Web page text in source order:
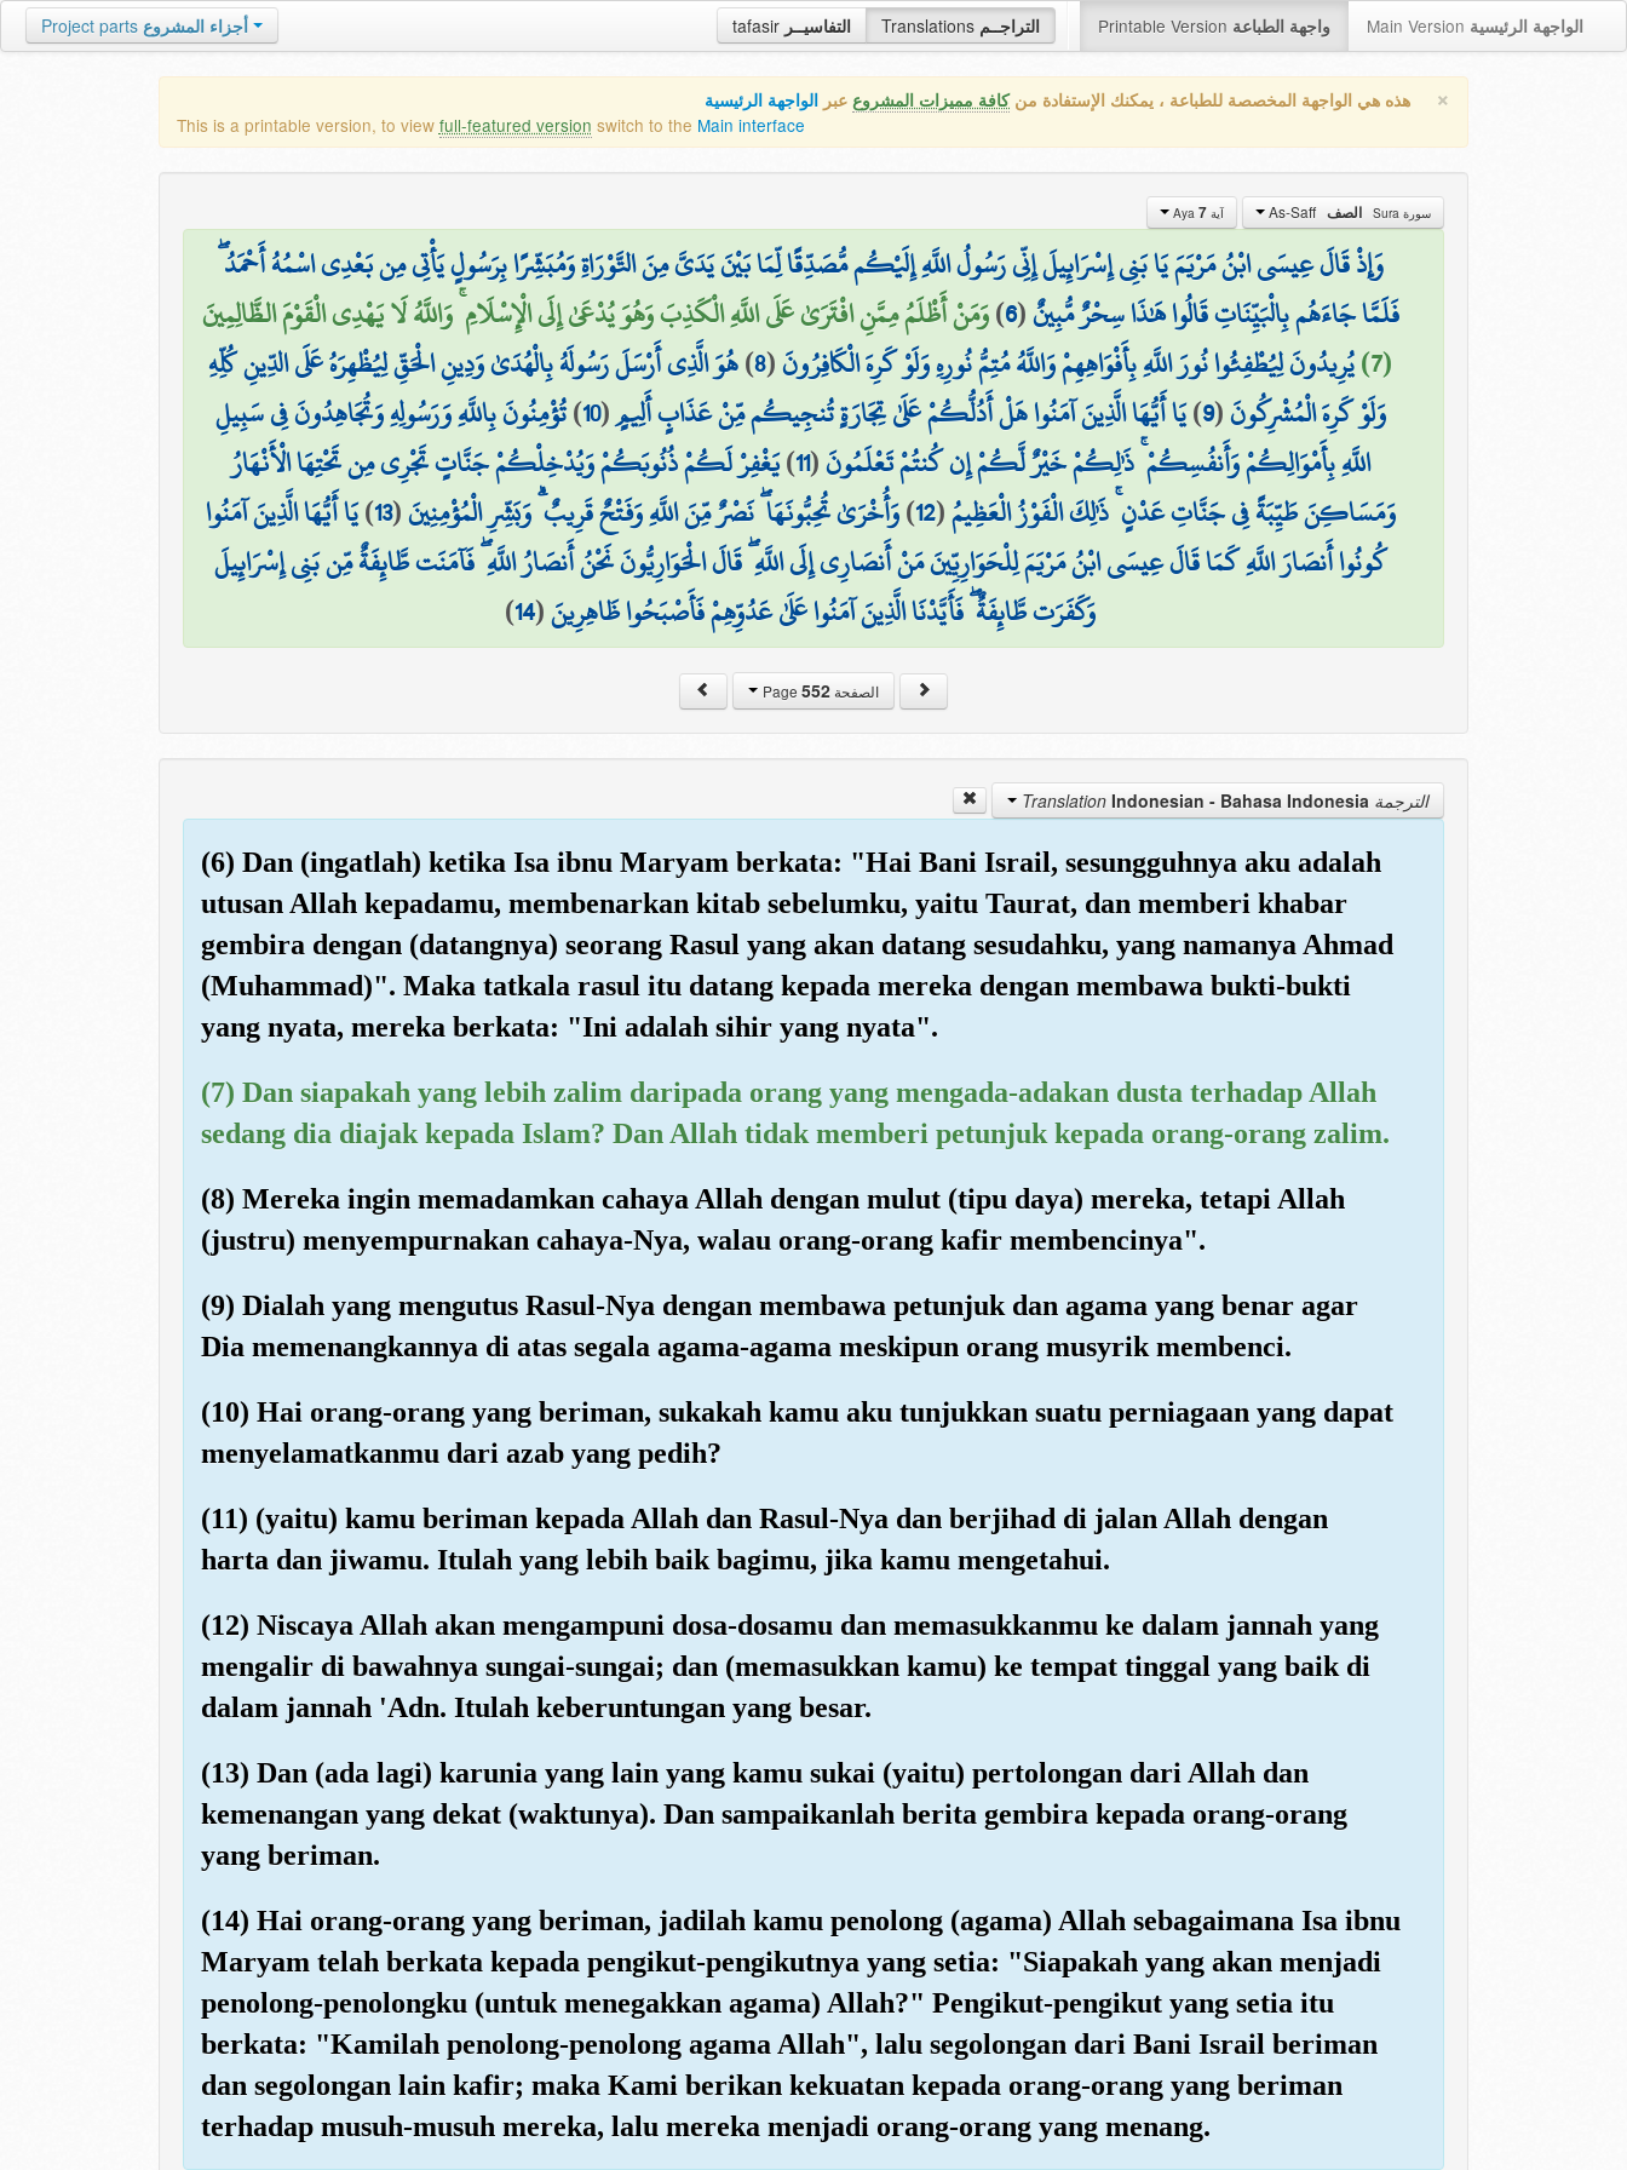
tafasir التفاسيــر Translations التراجــم Printable Version واجهة الطباعة Main Version الواجهة الرئيسية Project parts أجزاء المشروع
× هذه هي الواجهة المخصصة للطباعة ، يمكنك الإستفادة منكافة مميزات المشروع عبر الواجهة الرئيسية
This is a printable version, to view full-featured version switch to the Main interface
سورة Sura الصف As-Saff آية Aya 7
وَإِذْ قَالَ عِيسَى ابْنُ مَرْيَمَ يَا بَنِي إِسْرَائِيلَ إِنِّي رَسُولُ اللَّهِ إِلَيْكُم مُّصَدِّقًا لِّمَا بَيْنَ يَدَيَّ مِنَ التَّوْرَاةِ وَمُبَشِّرًا بِرَسُولٍ يَأْتِي مِن بَعْدِي اسْمُهُ أَحْمَدُ ۖ
فَلَمَّا جَاءَهُم بِالْبَيِّنَاتِ قَالُوا هَٰذَا سِحْرٌ مُّبِينٌ(
6
)وَمَنْ أَظْلَمُ مِمَّنِ افْتَرَىٰ عَلَى اللَّهِ الْكَذِبَ وَهُوَ يُدْعَىٰ إِلَى الْإِسْلَامِ ۚ وَاللَّهُ لَا يَهْدِي الْقَوْمَ الظَّالِمِينَ
(7) يُرِيدُونَ لِيُطْفِئُوا نُورَ اللَّهِ بِأَفْوَاهِهِمْ وَاللَّهُ مُتِمُّ نُورِهِ وَلَوْ كَرِهَ الْكَافِرُونَ(
8
)هُوَ الَّذِي أَرْسَلَ رَسُولَهُ بِالْهُدَىٰ وَدِينِ الْحَقِّ لِيُظْهِرَهُ عَلَى الدِّينِ كُلِّهِ
وَلَوْ كَرِهَ الْمُشْرِكُونَ(
9
)يَا أَيُّهَا الَّذِينَ آمَنُوا هَلْ أَدُلُّكُمْ عَلَىٰ تِجَارَةٍ تُنجِيكُم مِّنْ عَذَابٍ أَلِيمٍ(
10
)تُؤْمِنُونَ بِاللَّهِ وَرَسُولِهِ وَتُجَاهِدُونَ فِي سَبِيلِ
اللَّهِ بِأَمْوَالِكُمْ وَأَنفُسِكُمْ ۚ ذَٰلِكُمْ خَيْرٌ لَّكُمْ إِن كُنتُمْ تَعْلَمُونَ(
11
)يَغْفِرْ لَكُمْ ذُنُوبَكُمْ وَيُدْخِلْكُمْ جَنَّاتٍ تَجْرِي مِن تَحْتِهَا الْأَنْهَارُ
وَمَسَاكِنَ طَيِّبَةً فِي جَنَّاتِ عَدْنٍ ۚ ذَٰلِكَ الْفَوْزُ الْعَظِيمُ(
12
)وَأُخْرَىٰ تُحِبُّونَهَا ۖ نَصْرٌ مِّنَ اللَّهِ وَفَتْحٌ قَرِيبٌ ۗ وَبَشِّرِ الْمُؤْمِنِينَ(
13
)يَا أَيُّهَا الَّذِينَ آمَنُوا
كُونُوا أَنصَارَ اللَّهِ كَمَا قَالَ عِيسَى ابْنُ مَرْيَمَ لِلْحَوَارِيِّينَ مَنْ أَنصَارِي إِلَى اللَّهِ ۖ قَالَ الْحَوَارِيُّونَ نَحْنُ أَنصَارُ اللَّهِ ۖ فَآمَنَت طَّائِفَةٌ مِّن بَنِي إِسْرَائِيلَ
وَكَفَرَت طَّائِفَةٌ ۖ فَأَيَّدْنَا الَّذِينَ آمَنُوا عَلَىٰ عَدُوِّهِمْ فَأَصْبَحُوا ظَاهِرِينَ(
14
)
الصفحة Page552
الترجمة Translation Indonesian - Bahasa Indonesia
(6) Dan (ingatlah) ketika Isa ibnu Maryam berkata: "Hai Bani Israil, sesungguhnya aku adalah
utusan Allah kepadamu, membenarkan kitab sebelumku, yaitu Taurat, dan memberi khabar
gembira dengan (datangnya) seorang Rasul yang akan datang sesudahku, yang namanya Ahmad
(Muhammad)". Maka tatkala rasul itu datang kepada mereka dengan membawa bukti-bukti
yang nyata, mereka berkata: "Ini adalah sihir yang nyata".
(7) Dan siapakah yang lebih zalim daripada orang yang mengada-adakan dusta terhadap Allah
sedang dia diajak kepada Islam? Dan Allah tidak memberi petunjuk kepada orang-orang zalim.
(8) Mereka ingin memadamkan cahaya Allah dengan mulut (tipu daya) mereka, tetapi Allah
(justru) menyempurnakan cahaya-Nya, walau orang-orang kafir membencinya".
(9) Dialah yang mengutus Rasul-Nya dengan membawa petunjuk dan agama yang benar agar
Dia memenangkannya di atas segala agama-agama meskipun orang musyrik membenci.
(10) Hai orang-orang yang beriman, sukakah kamu aku tunjukkan suatu perniagaan yang dapat
menyelamatkanmu dari azab yang pedih?
(11) (yaitu) kamu beriman kepada Allah dan Rasul-Nya dan berjihad di jalan Allah dengan
harta dan jiwamu. Itulah yang lebih baik bagimu, jika kamu mengetahui.
(12) Niscaya Allah akan mengampuni dosa-dosamu dan memasukkanmu ke dalam jannah yang
mengalir di bawahnya sungai-sungai; dan (memasukkan kamu) ke tempat tinggal yang baik di
dalam jannah 'Adn. Itulah keberuntungan yang besar.
(13) Dan (ada lagi) karunia yang lain yang kamu sukai (yaitu) pertolongan dari Allah dan
kemenangan yang dekat (waktunya). Dan sampaikanlah berita gembira kepada orang-orang
yang beriman.
(14) Hai orang-orang yang beriman, jadilah kamu penolong (agama) Allah sebagaimana Isa ibnu
Maryam telah berkata kepada pengikut-pengikutnya yang setia: "Siapakah yang akan menjadi
penolong-penolongku (untuk menegakkan agama) Allah?" Pengikut-pengikut yang setia itu
berkata: "Kamilah penolong-penolong agama Allah", lalu segolongan dari Bani Israil beriman
dan segolongan lain kafir; maka Kami berikan kekuatan kepada orang-orang yang beriman
terhadap musuh-musuh mereka, lalu mereka menjadi orang-orang yang menang.